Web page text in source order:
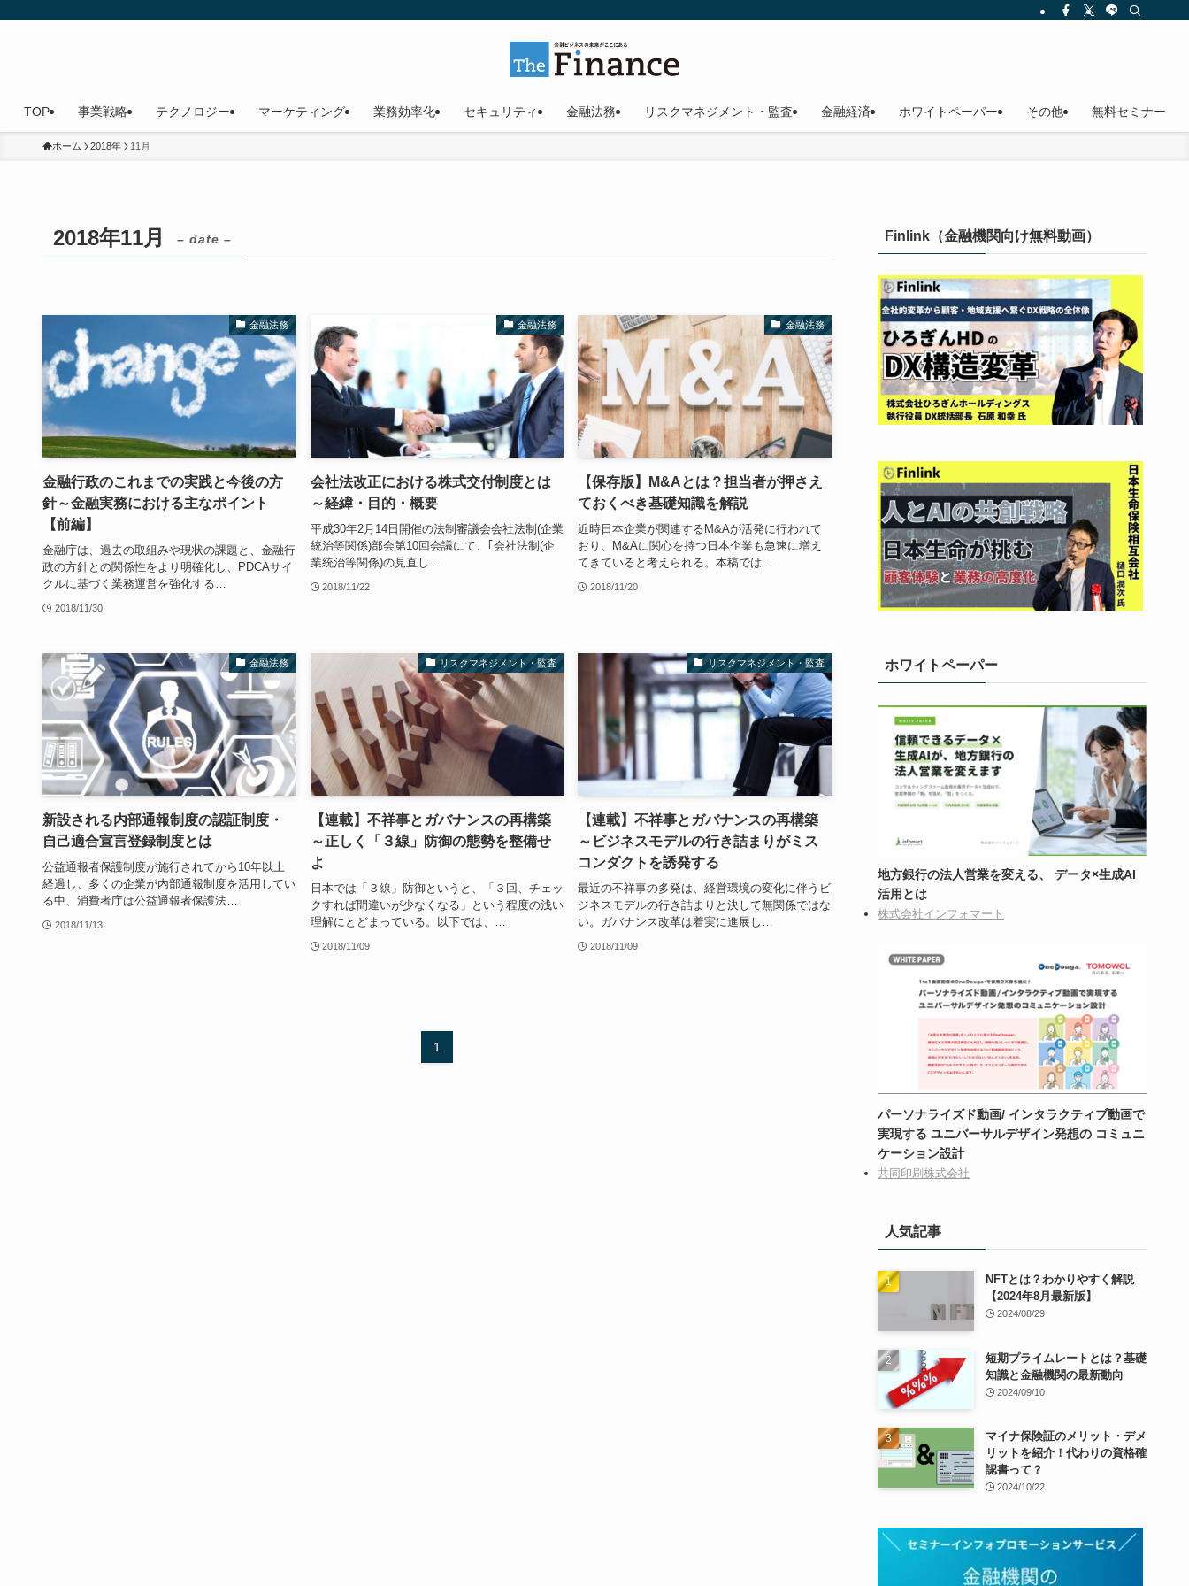
TOP 事業戦略 テクノロジー マーケティング 業務効率化 セキュリティ 金融法務 リスクマネジメント・監査 金融経済 ホワイトペーパー その他 無料セミナー
ホーム 2018年 11月
2018年11月 – date –
金融法務
金融行政のこれまでの実践と今後の方
針～金融実務における主なポイント
【前編】
金融庁は、過去の取組みや現状の課題と、金融行
政の方針との関係性をより明確化し、PDCAサイ
クルに基づく業務運営を強化する…
2018/11/30
金融法務
会社法改正における株式交付制度とは
～経緯・目的・概要
平成30年2月14日開催の法制審議会会社法制(企業
統治等関係)部会第10回会議にて、｢会社法制(企
業統治等関係)の見直し…
2018/11/22
金融法務
【保存版】M&Aとは？担当者が押さえ
ておくべき基礎知識を解説
近時日本企業が関連するM&Aが活発に行われて
おり、M&Aに関心を持つ日本企業も急速に増え
てきていると考えられる。本稿では…
2018/11/20
金融法務
新設される内部通報制度の認証制度・
自己適合宣言登録制度とは
公益通報者保護制度が施行されてから10年以上
経過し、多くの企業が内部通報制度を活用してい
る中、消費者庁は公益通報者保護法…
2018/11/13
リスクマネジメント・監査
【連載】不祥事とガバナンスの再構築
～正しく「３線」防御の態勢を整備せ
よ
日本では「３線」防御というと、「３回、チェッ
クすれば間違いが少なくなる」という程度の浅い
理解にとどまっている。以下では、…
2018/11/09
リスクマネジメント・監査
【連載】不祥事とガバナンスの再構築
～ビジネスモデルの行き詰まりがミス
コンダクトを誘発する
最近の不祥事の多発は、経営環境の変化に伴うビ
ジネスモデルの行き詰まりと決して無関係ではな
い。ガバナンス改革は着実に進展し…
2018/11/09
1
Finlink（金融機関向け無料動画）
ホワイトペーパー
地方銀行の法人営業を変える、 データ×生成AI
活用とは
株式会社インフォマート
パーソナライズド動画/ インタラクティブ動画で
実現する ユニバーサルデザイン発想の コミュニ
ケーション設計
共同印刷株式会社
人気記事
NFTとは？わかりやすく解説
【2024年8月最新版】
2024/08/29
短期プライムレートとは？基礎
知識と金融機関の最新動向
2024/09/10
マイナ保険証のメリット・デメ
リットを紹介！代わりの資格確
認書って？
2024/10/22